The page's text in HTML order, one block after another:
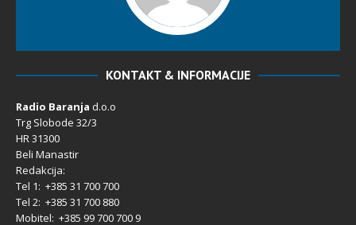
KONTAKT & INFORMACIJE
Radio Baranja d.o.o
Trg Slobode 32/3
HR 31300
Beli Manastir
Redakcija:
Tel 1: +385 31 700 700
Tel 2: +385 31 700 880
Mobitel: +385 99 700 700 9